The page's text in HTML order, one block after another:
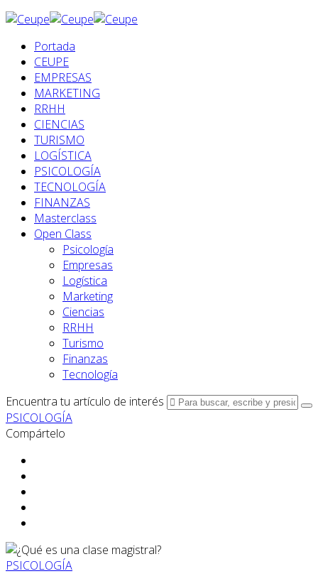
Portada
CEUPE
EMPRESAS
MARKETING
RRHH
CIENCIAS
TURISMO
LOGÍSTICA
PSICOLOGÍA
TECNOLOGÍA
FINANZAS
Masterclass
Open Class
Psicología
Empresas
Logística
Marketing
Ciencias
RRHH
Turismo
Finanzas
Tecnología
Encuentra tu artículo de interés
PSICOLOGÍA
Compártelo
PSICOLOGÍA